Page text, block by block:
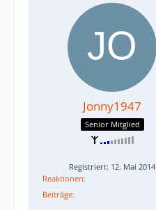
Jonny1947
Senior Mitglied
Registriert: 12. Mai 2014
Reaktionen
Beiträge